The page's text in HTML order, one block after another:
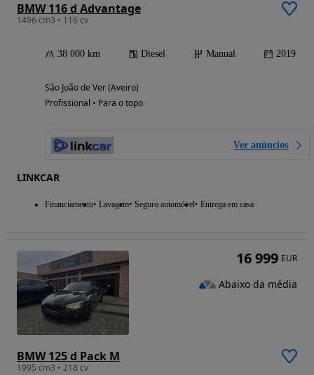
BMW 116 d Advantage
1496 cm3 • 116 cv
38 000 km Diesel Manual 2019
São João de Ver (Aveiro)
Profissional • Para o topo
Ver anúncios
LINKCAR
Financiamento Lavagem Seguro automóvel Entrega em casa
BMW 125 d Pack M
1995 cm3 • 218 cv
16 999 EUR
Abaixo da média